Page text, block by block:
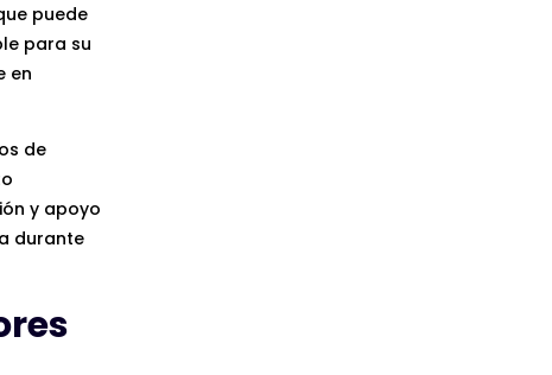
puede
para su
en
de
y apoyo
durante